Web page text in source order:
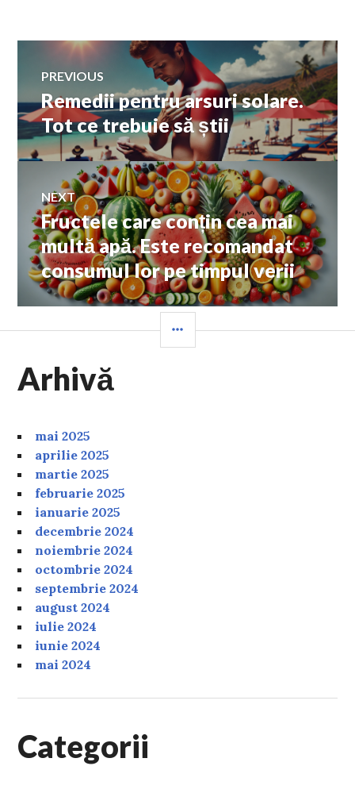
Navigare
în
articole
PREVIOUS
Previous
post:
Remedii pentru arsuri solare.
Tot ce trebuie să știi
NEXT
Next
post:
Fructele care conțin cea mai
multă apă. Este recomandat
consumul lor pe timpul verii
Arhivă
mai 2025
aprilie 2025
martie 2025
februarie 2025
ianuarie 2025
decembrie 2024
noiembrie 2024
octombrie 2024
septembrie 2024
august 2024
iulie 2024
iunie 2024
mai 2024
Categorii